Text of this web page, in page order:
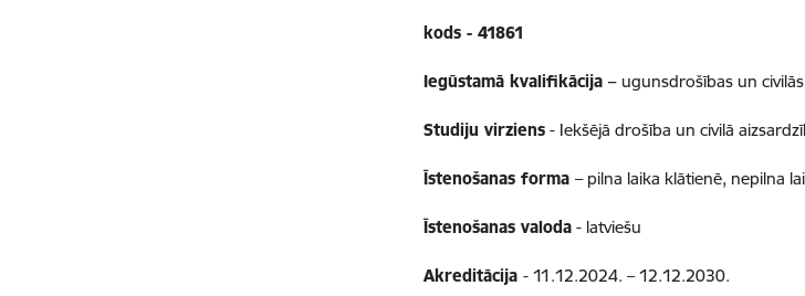
kods - 41861
Iegūstamā kvalifikācija – ugunsdrošības un
Studiju virziens - Iekšējā drošība un civilā
Īstenošanas forma – pilna laika klātienē, nepilna
Īstenošanas valoda - latviešu
Akreditācija-11.12.2024. –12.12.2030.